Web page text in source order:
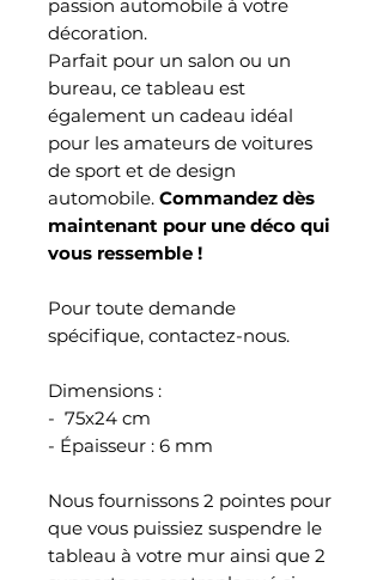
passion automobile à votre
décoration.
Parfait pour un salon ou un
bureau, ce tableau est
également un cadeau idéal
pour les amateurs de voitures
de sport et de design
automobile. Commandez dès
maintenant pour une déco qui
vous ressemble !
Pour toute demande
spécifique, contactez-nous.
Dimensions :
- 75x24 cm
- Épaisseur : 6 mm
Nous fournissons 2 pointes pour
que vous puissiez suspendre le
tableau à votre mur ainsi que 2